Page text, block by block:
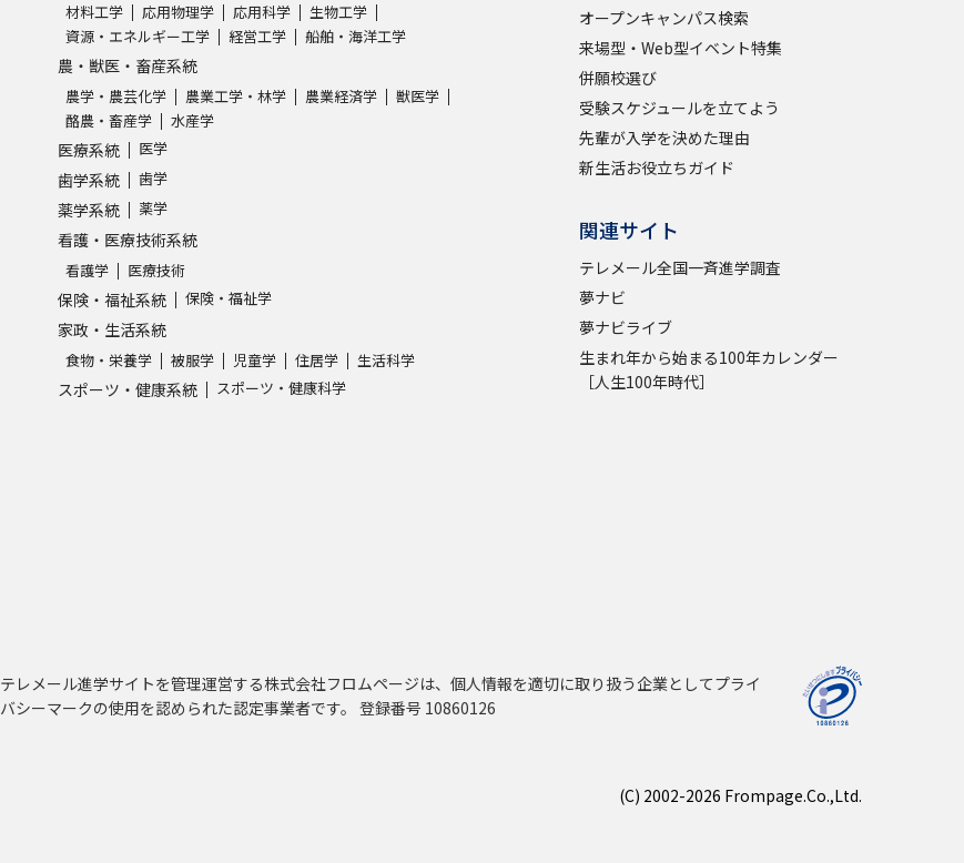
材料工学
応用物理学 応用科学
生物工学
資源・エネルギー工学
経営工学 船舶・海洋工学
農・獣医・畜産系統
農学・農芸化学 農業工学・林学 農業経済学
獣医学
酪農・畜産学
水産学
医療系統 医学
歯学系統 歯学
薬学系統 薬学
看護・医療技術系統
看護学 医療技術
保険・福祉系統 保険・福祉学
家政・生活系統
食物・栄養学 被服学 児童学 住居学 生活科学
スポーツ・健康系統 スポーツ・健康科学
オープンキャンパス検索
来場型・Web型イベント特集
併願校選び
受験スケジュールを立てよう
先輩が入学を決めた理由
新生活お役立ちガイド
関連サイト
テレメール全国一斉進学調査
夢ナビ
夢ナビライブ
生まれ年から始まる100年カレンダー
［人生100年時代］
テレメール進学サイトを管理運営する株式会社フロムページは、個人情報を適切に取り扱う企業としてプライ
バシーマークの使用を認められた認定事業者です。 登録番号 10860126
(C) 2002-2026 Frompage.Co.,Ltd.